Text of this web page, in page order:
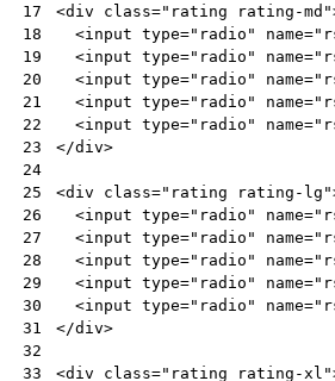
17
18
19
20
21
22
23
24
25
26
27
28
29
30
31
32
33
<div class="rating rating-md"
<input type="radio" name=
<input type="radio" name=
<input type="radio" name=
<input type="radio" name=
<input type="radio" name=
</div>
<div class="rating rating-lg"
<input type="radio" name=
<input type="radio" name=
<input type="radio" name=
<input type="radio" name=
<input type="radio" name=
</div>
<div class="rating rating-xl"